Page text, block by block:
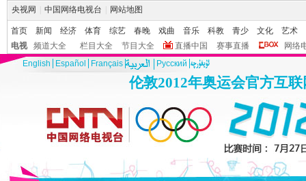
央视网 中国网络电视台 网站地图
首页 新闻 经济 体育 综艺 春晚 戏曲 音乐 科教 青少 文化
艺术
电视
频道大全 栏目大全 节目大全 直播中国 赛事直播
网络
English
Español Français Pусский
伦敦2012年奥运会官方互